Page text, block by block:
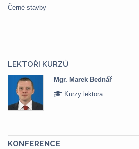
Černé stavby
LEKTOŘI KURZŮ
Mgr. Marek Bednář
Kurzy lektora
KONFERENCE